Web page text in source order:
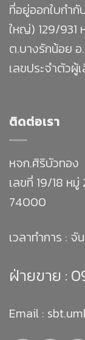
ที่อยู่ออกใบกำ
ใหญ่) 129/931
ต.บางรักน้อย อ
เลขประจำตัว
ติดต่อเรา
หจก.ศิริบัวทอง
เลขที่ 19/18 ห
74000
เวลาทำการ :
ฝ่ายขาย :
Email :